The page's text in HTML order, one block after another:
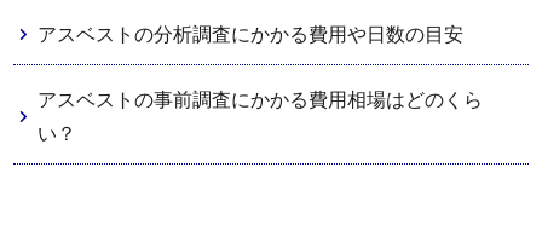
アスベストの分析調査にかかる費用や日数の目安
アスベストの事前調査にかかる費用相場はどのくら
い？